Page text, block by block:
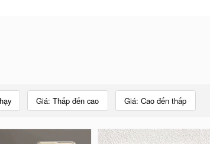
Giá: Thấp đến cao Giá: Cao đến thấp